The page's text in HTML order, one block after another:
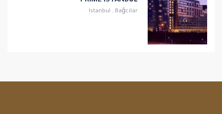
Istanbul , Bağcilar